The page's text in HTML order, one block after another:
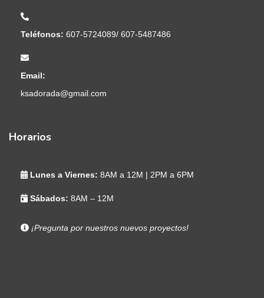
Teléfonos: 607-5724089/ 607-5487486
Email:
ksadorada@gmail.com
Horarios
Lunes a Viernes: 8AM a 12M | 2PM a 6PM
Sábados: 8AM – 12M
¡Pregunta por nuestros nuevos proyectos!